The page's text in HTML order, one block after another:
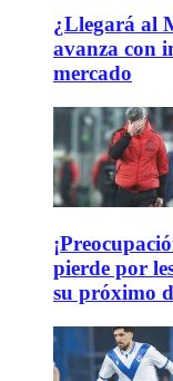
¿Llegará al
avanza con
mercado
pierde por
su próximo